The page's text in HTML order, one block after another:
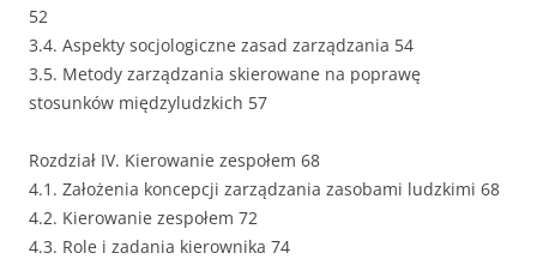
52
3.4. Aspekty socjologiczne zasad zarządzania 54
3.5. Metody zarządzania skierowane na poprawę
stosunków międzyludzkich 57
Rozdział IV. Kierowanie zespołem 68
4.1. Założenia koncepcji zarządzania zasobami ludzkimi 68
4.2. Kierowanie zespołem 72
4.3. Role i zadania kierownika 74